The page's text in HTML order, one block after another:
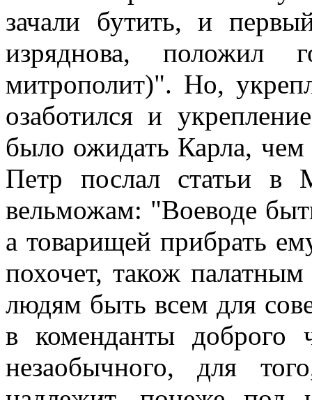
зачали бутить, и
изряднова, положил
митрополит)". Но,
озаботился и
было ожидать Карла,
Петр послал статьи в
вельможам: "Воеводе
а товарищей прибрать
похочет, також
людям быть всем для
в коменданты доброго
незаобычного, для